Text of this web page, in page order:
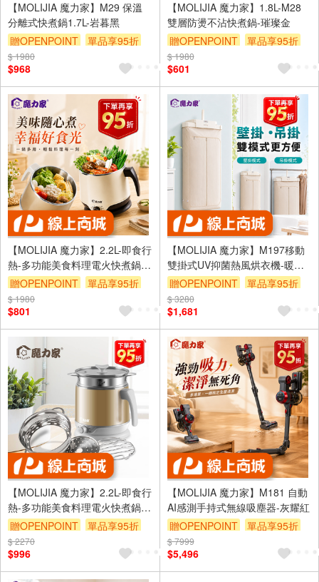
【MOLIJIA 魔力家】M29 保溫
分離式快煮鍋1.7L-岩暮黑
贈OPENPOINT
單品享95折
$ 1980
$968
【MOLIJIA 魔力家】1.8L-M28
雙層防燙不沾快煮鍋-璀璨金
贈OPENPOINT
單品享95折
$ 1980
$601
【MOLIJIA 魔力家】2.2L-即食行
熱-多功能美食料理電火快煮鍋-
月牙白
贈OPENPOINT 單品享95折
$ 1980
$801
【MOLIJIA 魔力家】M197移動
雙掛式UV抑菌熱風烘衣機-暖霧
白
贈OPENPOINT 單品享95折
$ 3280
$1,681
【MOLIJIA 魔力家】2.2L-即食行
熱-多功能美食料理電火快煮鍋
+M0819分離式蒸具三件套-香檳
金
贈OPENPOINT 單品享95折
$ 2270
$996
【MOLIJIA 魔力家】M181 自動
AI感測手持式無線吸塵器-灰耀紅
贈OPENPOINT
單品享95折
$ 7999
$5,496